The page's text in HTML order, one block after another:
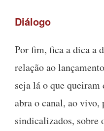
Diálogo
Por fim, fica a dica a
relação ao
seja lá o que
abra o canal, ao vivo,
sindicalizados, sobre